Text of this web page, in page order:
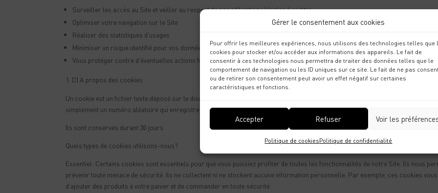
Gérer le consentement aux cookies
Pour offrir les meilleures expériences, nous utilisons des technologies telles que
cookies pour stocker et/ou accéder aux informations des appareils. Le fait de
consentir à ces technologies nous permettra de traiter des données telles que le
comportement de navigation ou les ID uniques sur ce site. Le fait de ne pas
ou de retirer son consentement peut avoir un effet négatif sur certaines
caractéristiques et fonctions.
Accepter Refuser Voir les
Politique de cookiesPolitique de confidentialité
Surveiller les accès au Site et veiller au respect de nos obligations légales à ce titre,
Optimiser votre navigation sur le Site
Réaliser des statistiques d’usages
Minimiser un risque identifié pour vos données
Vous protéger contre d’éventuelles actions frauduleuses
D) A propos des cookies
Un cookie est un fichier texte déposé sur le disque dur de l’internaute par le serveur du site internet visité par lui. Un cookie ne
simplement un numéro aléatoire qui enregistre des informations.
Ils sont conservés durant 30 jours.
Quels types de cookies utilisons-nous?
Essentiel: Certains cookies sont essentiels pour que vous puissiez profiter de toutes les fonctionnalités de notre Site. Ils nous
prévenir toute menace de sécurité. Ils ne collectent ni ne stockent aucune information personnelle. Par exemple, ces cookies
d’ajouter des produits à votre panier et de commander en toute sécurité.